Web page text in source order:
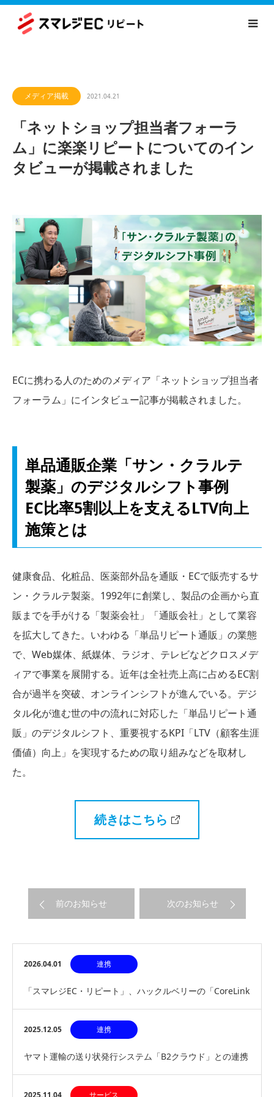
メディア掲載 2021.04.21
「ネットショップ担当者フォーラ
ム」に楽楽リピートについてのイン
タビューが掲載されました
ECに携わる人のためのメディア「ネットショップ担当者
フォーラム」にインタビュー記事が掲載されました。
単品通販企業「サン・クラルテ
製薬」のデジタルシフト事例
EC比率5割以上を支えるLTV向上
施策とは
健康食品、化粧品、医薬部外品を通販・ECで販売するサ
ン・クラルテ製薬。1992年に創業し、製品の企画から直
販までを手がける「製薬会社」「通販会社」として業容
を拡大してきた。いわゆる「単品リピート通販」の業態
で、Web媒体、紙媒体、ラジオ、テレビなどクロスメデ
ィアで事業を展開する。近年は全社売上高に占めるEC割
合が過半を突破、オンラインシフトが進んでいる。デジ
タル化が進む世の中の流れに対応した「単品リピート通
販」のデジタルシフト、重要視するKPI「LTV（顧客生涯
価値）向上」を実現するための取り組みなどを取材し
た。
続きはこちら
前のお知らせ 次のお知らせ
2026.04.01 連携
「スマレジEC・リピート」、ハックルベリーの「CoreLink
for TikTok Shop」と連…
2025.12.05 連携
ヤマト運輸の送り状発行システム「B2クラウド」との連携
を開始